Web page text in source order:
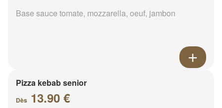
Base sauce tomate, mozzarella, oeuf, jambon
Pizza kebab senior
Dès 13.90 €